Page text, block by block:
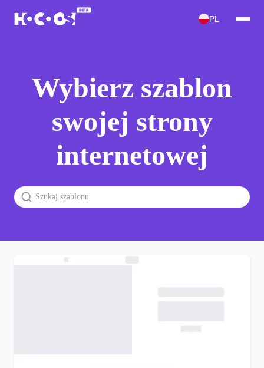
PL
Wybierz szablon
swojej strony
internetowej